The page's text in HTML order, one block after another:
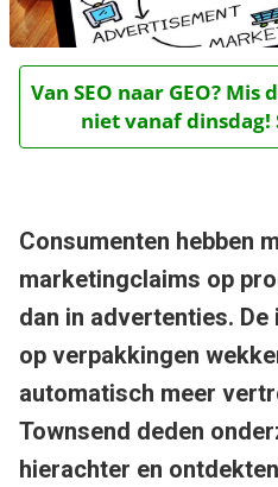
Van SEO naar GEO?
niet vanaf dinsdag!
Consumenten hebben
marketingclaims op
dan in advertenties.
op verpakkingen
automatisch meer
Townsend deden
hierachter en